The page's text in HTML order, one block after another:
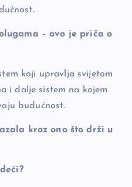
–ovo je priča o
koji upravlja svijetom
i dalje sistem na kojem
budućnost.
kroz ono što drži u